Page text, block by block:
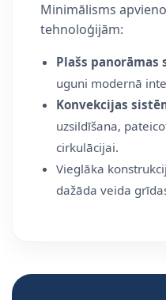
Minimālisms
tehnoloģijām:
Plašs panorāmas
uguni modernā
Konvekcijas
uzsildīšana,
cirkulācijai.
Vieglāka
dažāda veida